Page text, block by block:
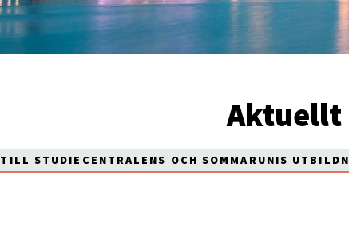
Aktuellt
TILL STUDIECENTRALENS OCH SOMMARUNIS